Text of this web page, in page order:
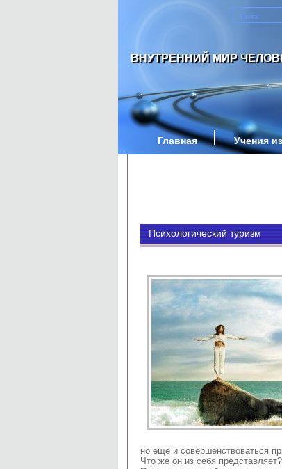
ВНУТРЕННИЙ МИР
Главная Учения
Психологический туризм
но еще и совершенствоваться
Что же он из себя представляет?